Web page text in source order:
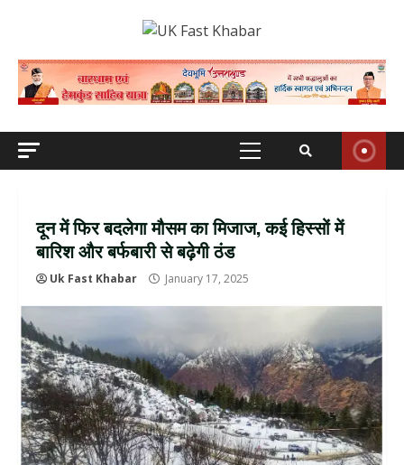
Primary
दून में फ‍िर बदलेगा मौसम का म‍िजाज, कई ह‍िस्‍सों में
बारि‍श और बर्फबारी से बढ़ेगी ठंड
Uk Fast Khabar January 17, 2025